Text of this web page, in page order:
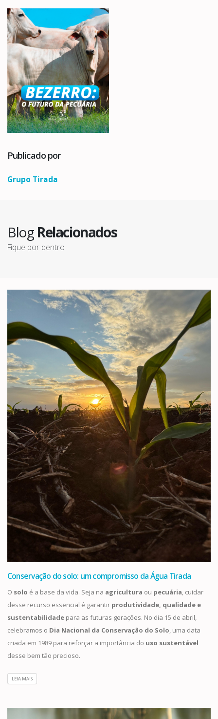
Publicado por
Grupo Tirada
Blog Relacionados
Fique por dentro
Conservação do solo: um compromisso da Água Tirada
O solo é a base da vida. Seja na agricultura ou pecuária, cuidar
desse recurso essencial é garantir produtividade, qualidade e
sustentabilidade para as futuras gerações. No dia 15 de abril,
celebramos o Dia Nacional da Conservação do Solo, uma data
criada em 1989 para reforçar a importância do uso sustentável
desse bem tão precioso.
LEIA MAIS